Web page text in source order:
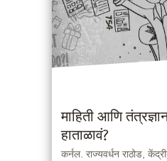
माहिती आणि
हाताळावं?
कर्नल. राज्यवर्धन राठोड,